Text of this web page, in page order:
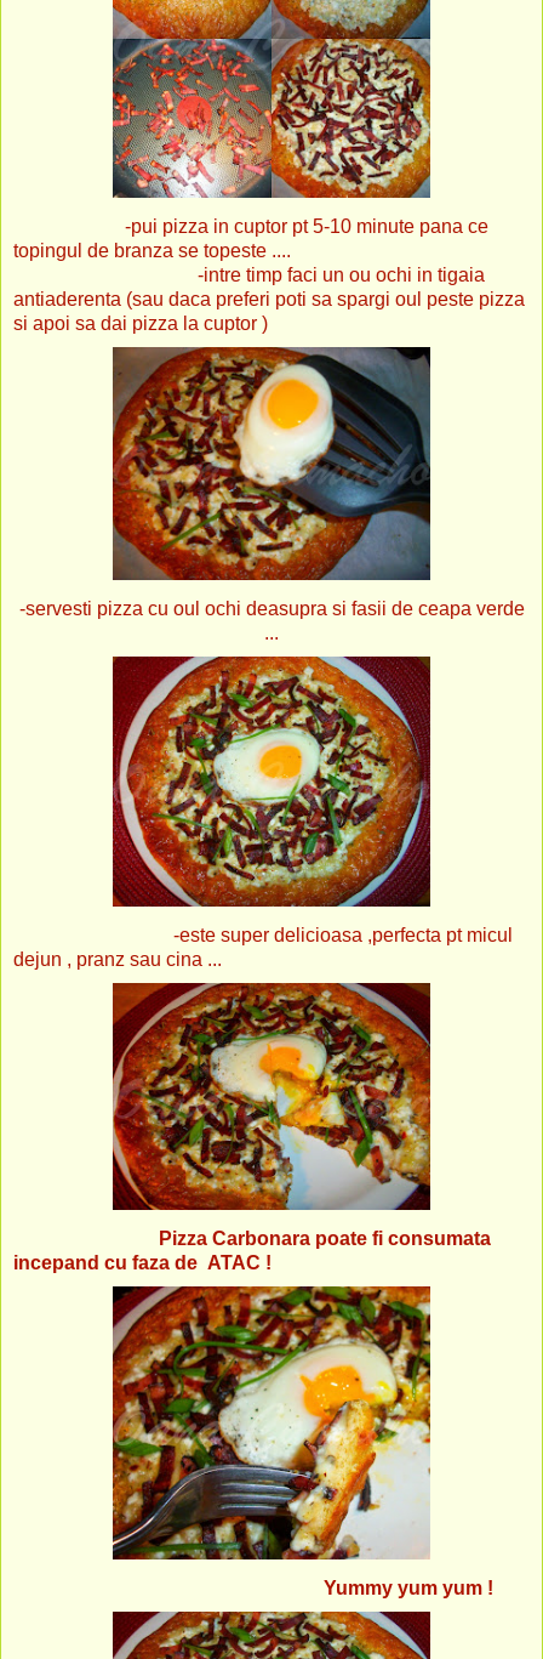
-pui pizza in cuptor pt 5-10 minute pana ce
topingul de branza se topeste ....
-intre timp faci un ou ochi in tigaia
antiaderenta (sau daca preferi poti sa spargi oul peste pizza
si apoi sa dai pizza la cuptor )
-servesti pizza cu oul ochi deasupra si fasii de ceapa verde
...
-este super delicioasa ,perfecta pt micul
dejun , pranz sau cina ...
Pizza Carbonara poate fi consumata
incepand cu faza de ATAC !
Yummy yum yum !